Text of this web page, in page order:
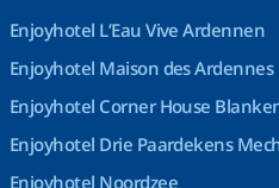
Enjoyhotel L’Eau Vive Ardennen
Enjoyhotel Maison des Ardennes
Enjoyhotel Corner House
Enjoyhotel Drie Paardekens
Enjoyhotel Noordzee